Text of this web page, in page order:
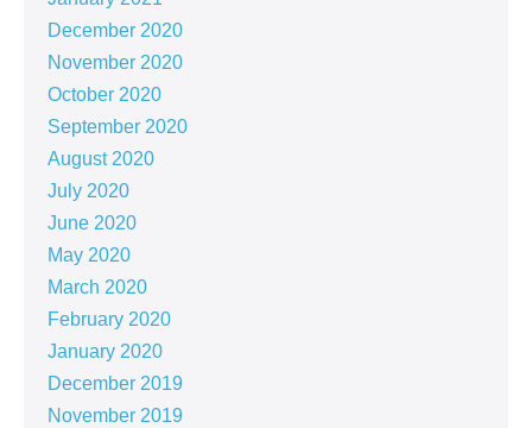
December 2020
November 2020
October 2020
September 2020
August 2020
July 2020
June 2020
May 2020
March 2020
February 2020
January 2020
December 2019
November 2019